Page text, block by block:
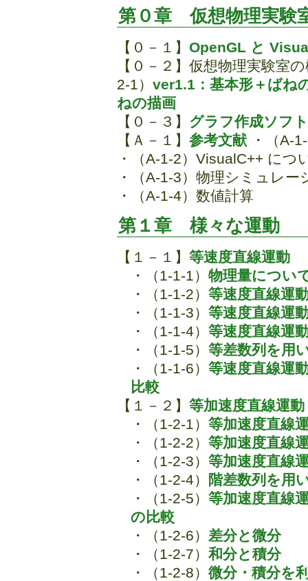
第０章 仮想物理実験
【０－１】 OpenGL と
【０－２】仮想物理実験室
2-1） ver1.1：基本形＋ばね
ねの描画
【０－３】 グラフ作成ソフ
【Ａ－１】 参考文献 ・（A-
・（A-1-2）VisualC++ につ
・（A-1-3）物理シミュレー
・（A-1-4）数値計算
第１章 様々な運動
【１－１】 等速度直線運動
・（1-1-1） 物理量につい
・（1-1-2） 等速度直線運
・（1-1-3） 等速度直線運
・（1-1-4） 等速度直線運
・（1-1-5） 等差数列を用
・（1-1-6） 等速度直線運
比較
【１－２】 等加速度直線運動
・（1-2-1） 等加速度直線
・（1-2-2） 等加速度直線
・（1-2-3） 等加速度直線
・（1-2-4）
階差数列を用
・（1-2-5） 等加速度直線
の比較
・（1-2-6） 差分と微分
・（1-2-7） 和分と積分
・（1-2-8） 微分・積分を